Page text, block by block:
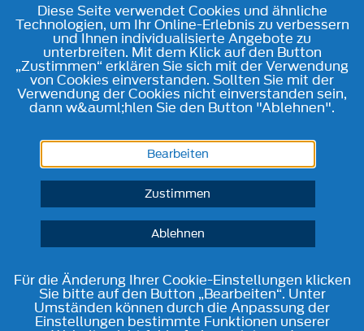
Diese Seite verwendet Cookies und ähnliche
Technologien, um Ihr Online-Erlebnis zu verbessern
und Ihnen individualisierte Angebote zu
unterbreiten. Mit dem Klick auf den Button
„Zustimmen“ erklären Sie sich mit der Verwendung
von Cookies einverstanden. Sollten Sie mit der
Verwendung der Cookies nicht einverstanden sein,
dann w&auml;hlen Sie den Button "Ablehnen".
Bearbeiten
Zustimmen
Ablehnen
Für die Änderung Ihrer Cookie-Einstellungen klicken
Sie bitte auf den Button „Bearbeiten“. Unter
Umständen können durch die Anpassung der
Einstellungen bestimmte Funktionen unserer